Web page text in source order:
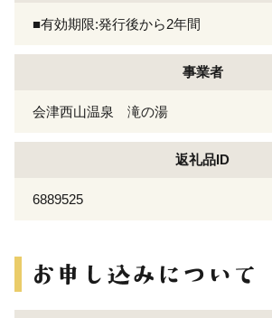
■有効期限:発行後から2年間
事業者
会津西山温泉 滝の湯
返礼品ID
6889525